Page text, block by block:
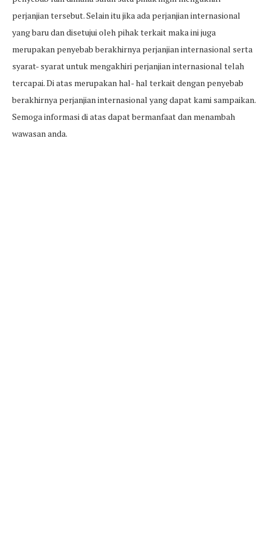
perjanjian tersebut. Selain itu jika ada perjanjian internasional
yang baru dan disetujui oleh pihak terkait maka ini juga
merupakan penyebab berakhirnya perjanjian internasional serta
syarat- syarat untuk mengakhiri perjanjian internasional telah
tercapai. Di atas merupakan hal- hal terkait dengan penyebab
berakhirnya perjanjian internasional yang dapat kami sampaikan.
Semoga informasi di atas dapat bermanfaat dan menambah
wawasan anda.